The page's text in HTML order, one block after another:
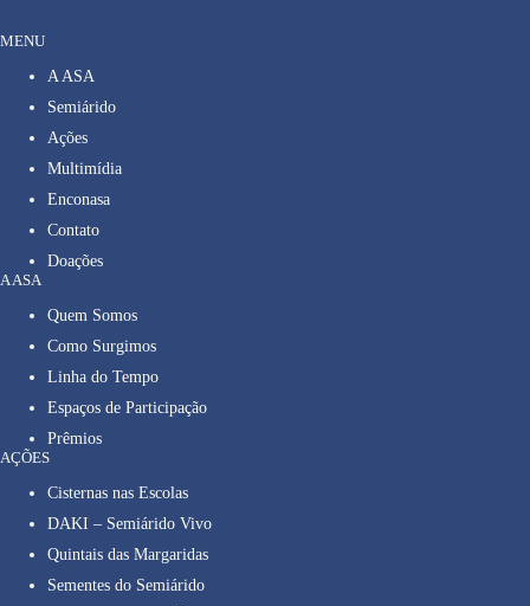
MENU
A ASA
Semiárido
Ações
Multimídia
Enconasa
Contato
Doações
A ASA
Quem Somos
Como Surgimos
Linha do Tempo
Espaços de Participação
Prêmios
AÇÕES
Cisternas nas Escolas
DAKI – Semiárido Vivo
Quintais das Margaridas
Sementes do Semiárido